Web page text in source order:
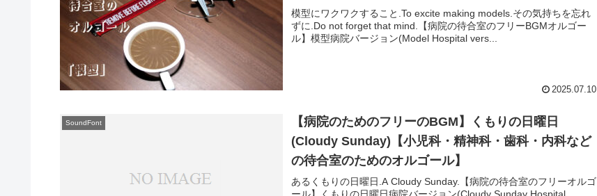
模型にワクワクすること.To excite making models.その気持ちを忘れ
ずに.Do not forget that mind.【病院の待合室のフリーBGMオルゴー
ル】模型病院バージョン(Model Hospital vers...
2025.07.10
SoundFont
【病院のためのフリーのBGM】くもりの日曜日
(Cloudy Sunday)【小児科・精神科・歯科・内科など
の待合室のためのオルゴール】
あるくもりの日曜日.A Cloudy Sunday.【病院の待合室のフリーオルゴ